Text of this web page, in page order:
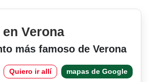
Verona
más famoso de Verona
Quiero ir allí mapas de Google